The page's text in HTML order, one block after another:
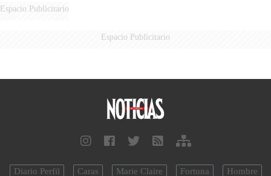
Espacio Publicitario
Espacio Publicitario
Diario Perfil Caras Marie Claire Fortuna Hombre